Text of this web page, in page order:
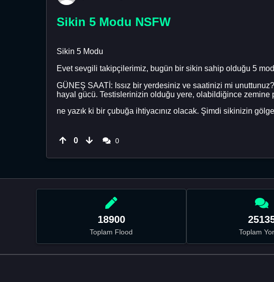
Sikin 5 Modu NSFW
Sikin 5 Modu
Evet sevgili takipçilerimiz, bugün bir sikin sahip olduğu 5
GÜNEŞ SAATİ: Issız bir yerdesiniz ve saatinizi mi
hayal gücü. Testislerinizin olduğu yere, olabildiğince
ne yazık ki bir çubuğa ihtiyacınız olacak. Şimdi sikinizin
0 0
18900
Toplam Flood Toplam